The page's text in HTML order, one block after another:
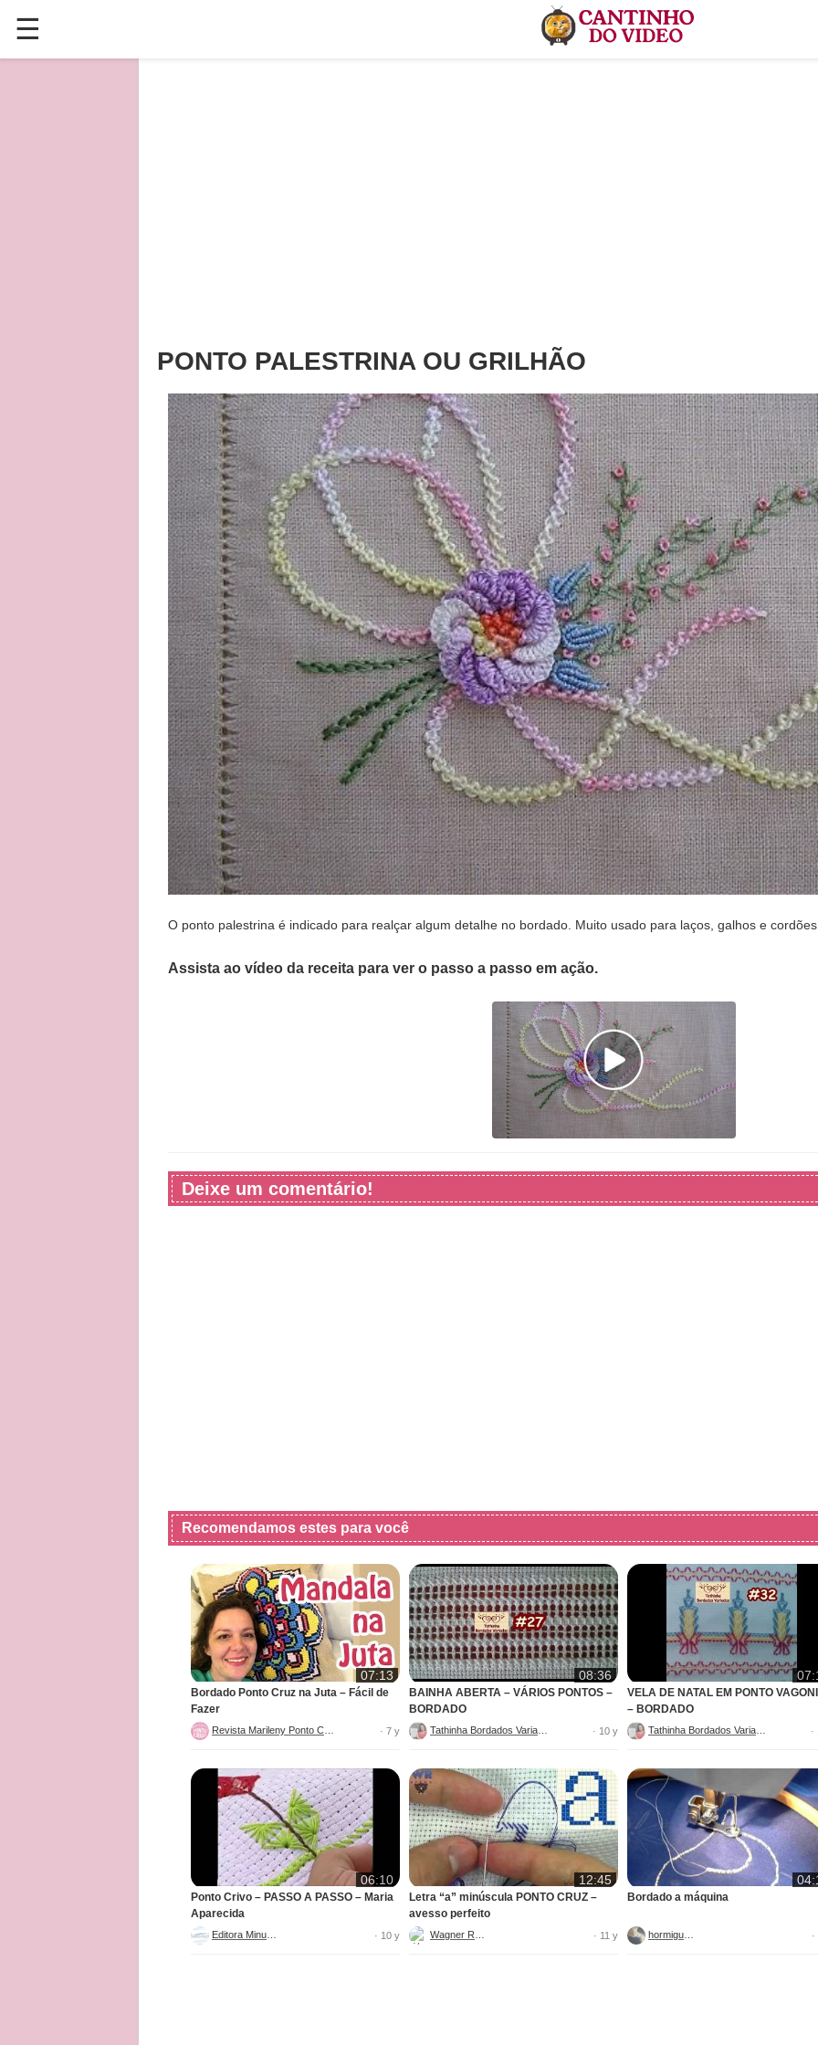
☰
✕
PONTO PALESTRINA OU GRILHÃO
O ponto palestrina é indicado para realçar algum detalhe no bordado. Muito usado para laços, galhos e
Assista ao vídeo da receita para ver o passo a passo em ação.
Deixe um comentário!
Recomendamos estes para você
07:13
Bordado Ponto Cruz na Juta – Fácil de
Fazer
· 7 y
08:36
BAINHA ABERTA – VÁRIOS PONTOS –
BORDADO
· 10 y
VELA DE NATAL EM PONTO
– BORDADO
06:10
Ponto Crivo – PASSO A PASSO – Maria
Aparecida
· 10 y
12:45
Letra “a” minúscula PONTO CRUZ –
avesso perfeito
· 11 y
Bordado a máquina